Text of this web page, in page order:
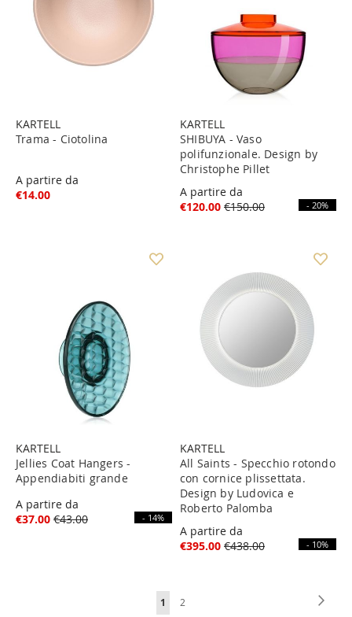
KARTELL
Trama - Ciotolina
A partire da
€14.00
KARTELL
SHIBUYA - Vaso
polifunzionale. Design by
Christophe Pillet
A partire da
€120.00 €150.00 - 20%
KARTELL
Jellies Coat Hangers -
Appendiabiti grande
A partire da
€37.00 €43.00 - 14%
KARTELL
All Saints - Specchio rotondo
con cornice plissettata.
Design by Ludovica e
Roberto Palomba
A partire da
€395.00 €438.00 - 10%
Page
You're
1 Page
2